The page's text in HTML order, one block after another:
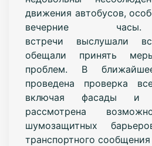
движения автобусов,
вечерние часы.
встречи выслушали
обещали принять
проблем. В
проведена проверка
включая фасады и
рассмотрена
шумозащитных
транспортного